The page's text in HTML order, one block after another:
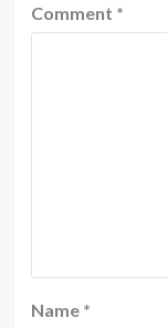
Comment *
Name *